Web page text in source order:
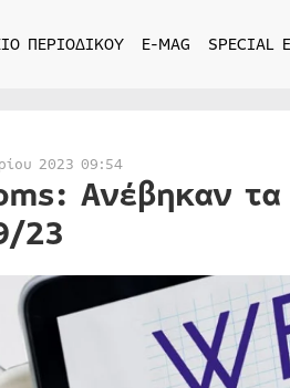
ΠΕΡΙΟΔΙΚΟΥ E-MAG SPECIAL
2023 09:54
Ανέβηκαν
23